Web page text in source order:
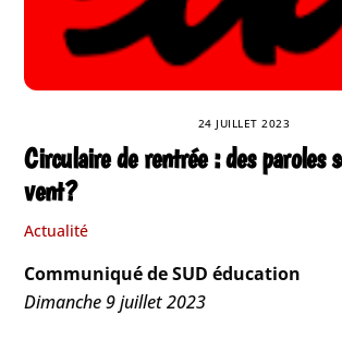
24 JUILLET 2023
Circulaire de rentrée : des paroles
vent ?
Actualité
Communiqué de SUD éducation
Dimanche 9 juillet 2023